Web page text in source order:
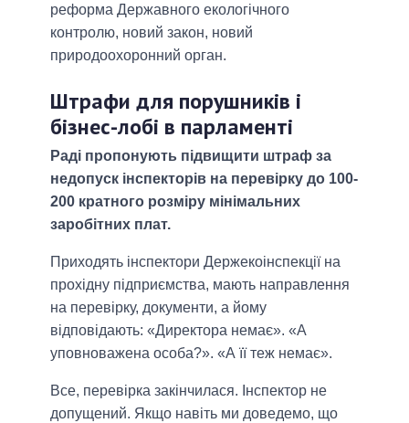
реформа Державного екологічного
контролю, новий закон, новий
природоохоронний орган.
Штрафи для порушників і
бізнес-лобі в парламенті
Раді пропонують підвищити штраф за
недопуск інспекторів на перевірку до 100-
200 кратного розміру мінімальних
заробітних плат.
Приходять інспектори Держекоінспекції на
прохідну підприємства, мають направлення
на перевірку, документи, а йому
відповідають: «Директора немає». «А
уповноважена особа?». «А її теж немає».
Все, перевірка закінчилася. Інспектор не
допущений. Якщо навіть ми доведемо, що